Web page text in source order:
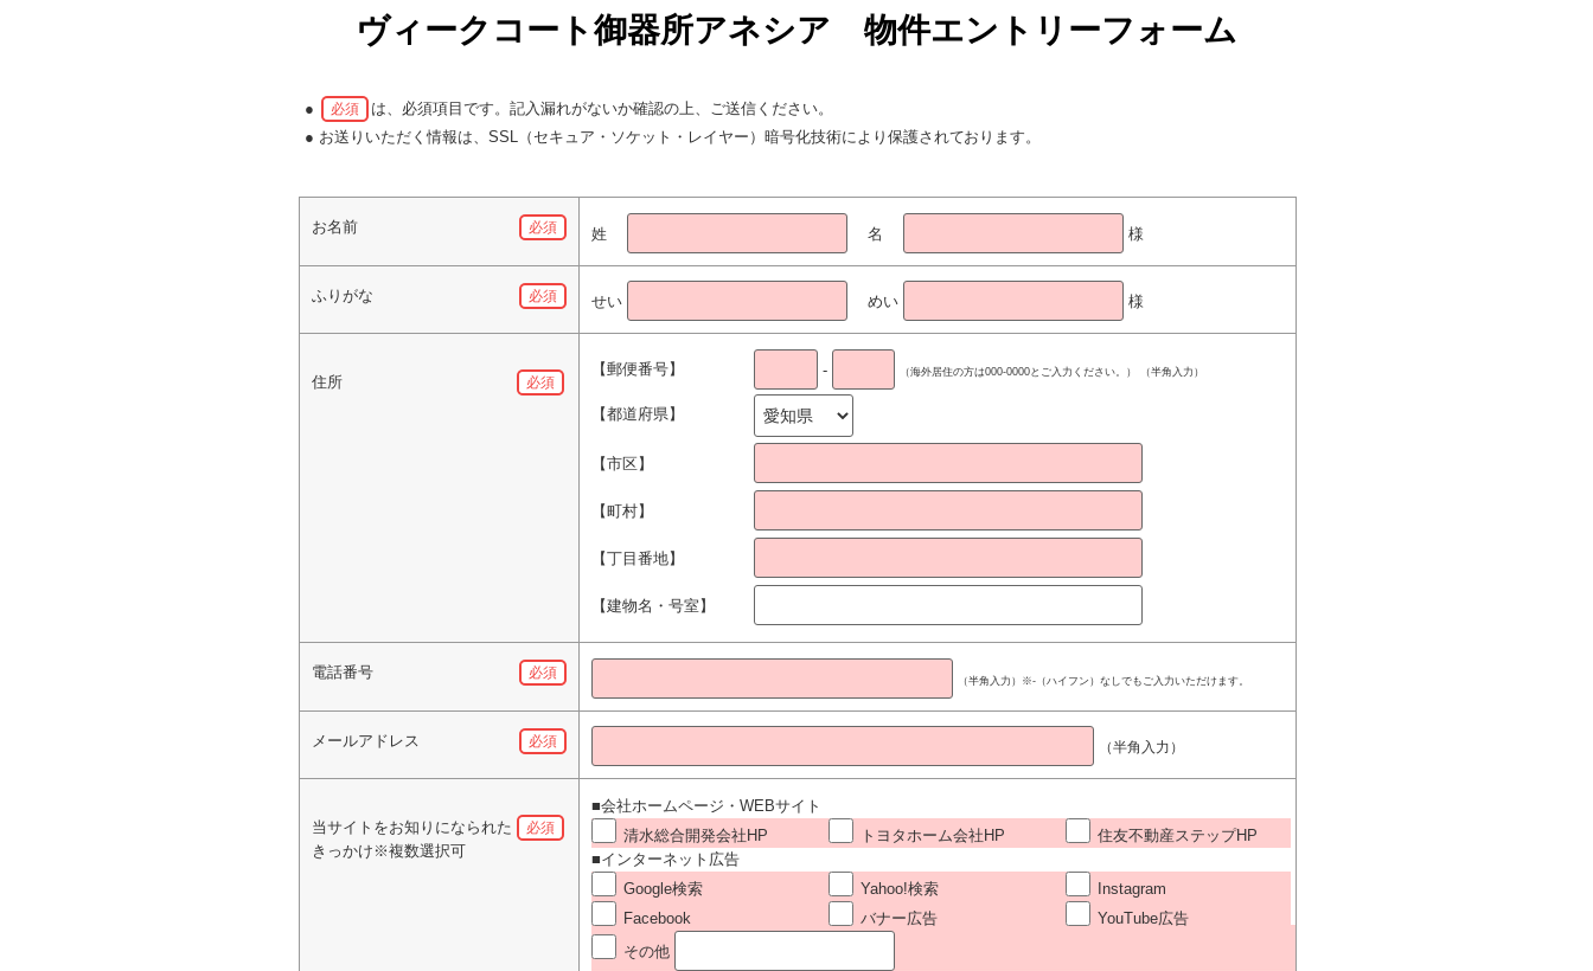
ヴィークコート御器所アネシア 物件エントリーフォーム
● 必須
は、必須項目です。記入漏れがないか確認の上、ご送信ください。
● お送りいただく情報は、SSL（セキュア・ソケット・レイヤー）暗号化技術により保護されております。
お名前 必須 姓 名 様
ふりがな 必須 せい めい 様
住所 必須
【郵便番号】 - （海外居住の方は000-0000とご入力ください。） （半角入力）
【都道府県】
【市区】
【町村】
【丁目番地】
【建物名・号室】
電話番号 必須 （半角入力） ※-（ハイフン）なしでもご入力いただけます。
メールアドレス 必須 （半角入力）
当サイトをお知りになられた
きっかけ※複数選択可
必須
■会社ホームページ・WEBサイト
清水総合開発会社HP
トヨタホーム会社HP
住友不動産ステップHP
■インターネット広告
Google検索
Yahoo!検索
Instagram
Facebook
バナー広告
YouTube広告
その他